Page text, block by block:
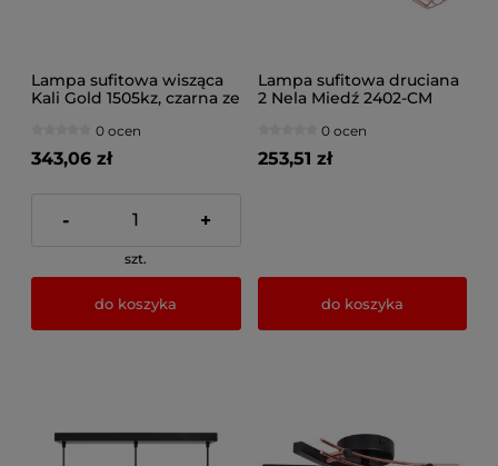
Lampa sufitowa wisząca
Kali Gold 1505kz, czarna ze
0 ocen
343,06 zł
- +
szt.
do koszyka
Lampa sufitowa druciana
2 Nela Miedź 2402-CM
0 ocen
253,51 zł
do koszyka